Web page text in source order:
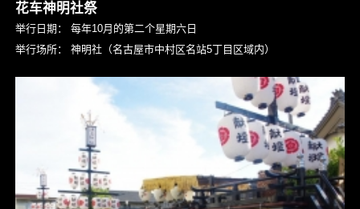
花车神明社祭
举行日期： 每年10月的第二个星期六日
举行场所： 神明社（名古屋市中村区名站5丁目区域内）